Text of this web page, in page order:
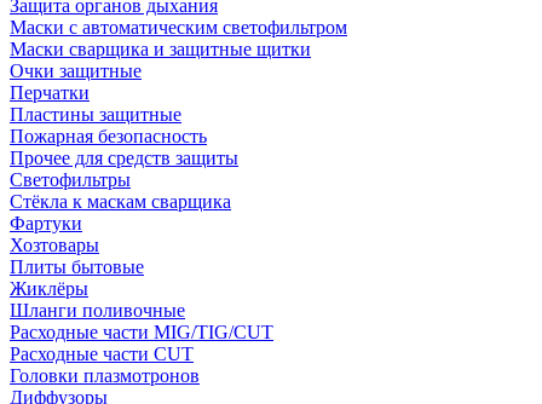
Защита органов дыхания
Маски с автоматическим светофильтром
Маски сварщика и защитные щитки
Очки защитные
Перчатки
Пластины защитные
Пожарная безопасность
Прочее для средств защиты
Светофильтры
Стёкла к маскам сварщика
Фартуки
Хозтовары
Плиты бытовые
Жиклёры
Шланги поливочные
Расходные части MIG/TIG/CUT
Расходные части CUT
Головки плазмотронов
Диффузоры